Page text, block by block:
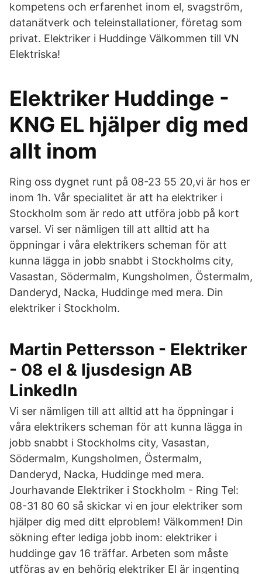
kompetens och erfarenhet inom el, svagström,
datanätverk och teleinstallationer, företag som
privat. Elektriker i Huddinge Välkommen till VN
Elektriska!
Elektriker Huddinge -
KNG EL hjälper dig med
allt inom
Ring oss dygnet runt på 08-23 55 20,vi är hos er
inom 1h. Vår specialitet är att ha elektriker i
Stockholm som är redo att utföra jobb på kort
varsel. Vi ser nämligen till att alltid att ha
öppningar i våra elektrikers scheman för att
kunna lägga in jobb snabbt i Stockholms city,
Vasastan, Södermalm, Kungsholmen, Östermalm,
Danderyd, Nacka, Huddinge med mera. Din
elektriker i Stockholm.
Martin Pettersson - Elektriker
- 08 el & ljusdesign AB
LinkedIn
Vi ser nämligen till att alltid att ha öppningar i
våra elektrikers scheman för att kunna lägga in
jobb snabbt i Stockholms city, Vasastan,
Södermalm, Kungsholmen, Östermalm,
Danderyd, Nacka, Huddinge med mera.
Jourhavande Elektriker i Stockholm - Ring Tel:
08-31 80 60 så skickar vi en jour elektriker som
hjälper dig med ditt elproblem! Välkommen! Din
sökning efter lediga jobb inom: elektriker i
huddinge gav 16 träffar. Arbeten som måste
utföras av en behörig elektriker El är ingenting